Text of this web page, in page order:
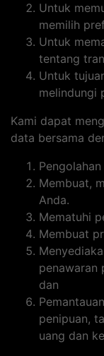
Untuk
memilih
Untuk
tentang
Untuk
melindungi
Kami dapat
data bersama
Membuat,
Anda.
Mematuhi
Membuat
penawaran
dan
penipuan,
uang dan